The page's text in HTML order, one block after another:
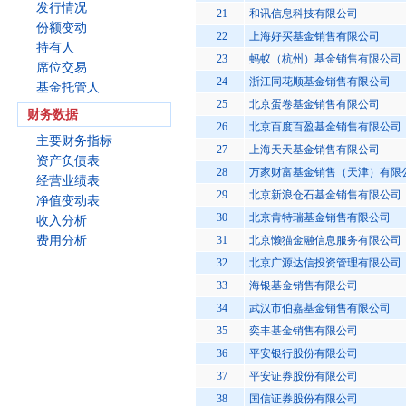
发行情况
份额变动
持有人
席位交易
基金托管人
财务数据
主要财务指标
资产负债表
经营业绩表
净值变动表
收入分析
费用分析
21
和讯信息科技有限公司
22
上海好买基金销售有限公司
23
蚂蚁（杭州）基金销售有限公司
24
浙江同花顺基金销售有限公司
25
北京蛋卷基金销售有限公司
26
北京百度百盈基金销售有限公司
27
上海天天基金销售有限公司
28
万家财富基金销售（天津）有限
29
北京新浪仓石基金销售有限公司
30
北京肯特瑞基金销售有限公司
31
北京懒猫金融信息服务有限公司
32
北京广源达信投资管理有限公司
33
海银基金销售有限公司
34
武汉市伯嘉基金销售有限公司
35
奕丰基金销售有限公司
36
平安银行股份有限公司
37
平安证券股份有限公司
38
国信证券股份有限公司